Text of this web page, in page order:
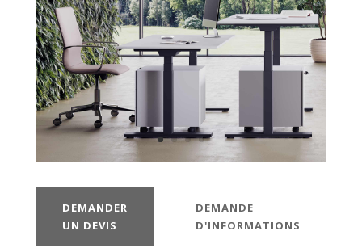
DEMANDER
UN DEVIS
DEMANDE
D'INFORMATIONS